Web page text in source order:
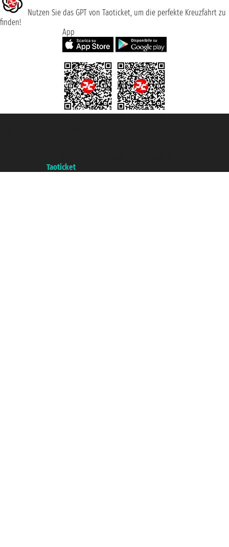
Nutzen Sie das GPT von Taoticket, um die perfekte Kreuzfahrt zu
finden!
App
Taoticket